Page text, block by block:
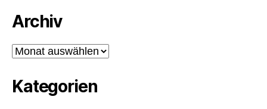
Archiv
Archiv
Kategorien